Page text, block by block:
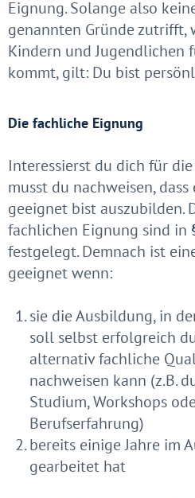
Eignung. Solange also
genannten Gründe zutrifft,
Kindern und Jugendlichen
kommt, gilt: Du bist
Die fachliche Eignung
Interessierst du dich für
musst du nachweisen,
geeignet bist auszubilden.
fachlichen Eignung sind in
festgelegt. Demnach ist
geeignet wenn:
sie die Ausbildung, in
soll selbst erfolgreich
alternativ fachliche
nachweisen kann (z.B.
Studium, Workshops
Berufserfahrung)
bereits einige Jahre im
gearbeitet hat